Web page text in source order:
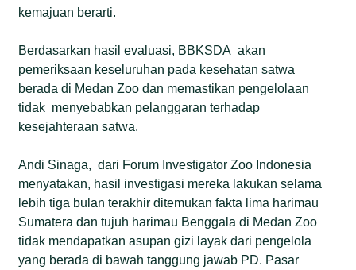
kemajuan berarti.
Berdasarkan hasil evaluasi, BBKSDA akan
pemeriksaan keseluruhan pada kesehatan satwa
berada di Medan Zoo dan memastikan pengelolaan
tidak menyebabkan pelanggaran terhadap
kesejahteraan satwa.
Andi Sinaga, dari Forum Investigator Zoo Indonesia
menyatakan, hasil investigasi mereka lakukan selama
lebih tiga bulan terakhir ditemukan fakta lima harimau
Sumatera dan tujuh harimau Benggala di Medan Zoo
tidak mendapatkan asupan gizi layak dari pengelola
yang berada di bawah tanggung jawab PD. Pasar